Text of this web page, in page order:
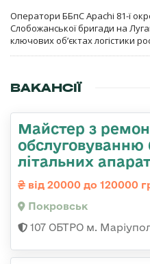
Оператори ББпС Apachi 81-ї
Слобожанської бригади на
ключових об’єктах логістики
ВАКАНСІЇ
Майстер з
обслуговуванню
літальних
від 20000 до 120000
Покровськ
107 ОБТРО м.